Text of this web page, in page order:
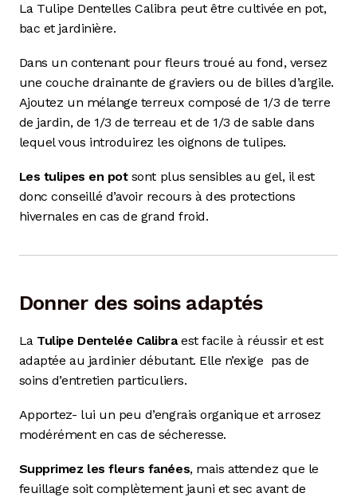
La Tulipe Dentelles Calibra peut être cultivée en pot,
bac et jardinière.
Dans un contenant pour fleurs troué au fond, versez
une couche drainante de graviers ou de billes d’argile.
Ajoutez un mélange terreux composé de 1/3 de terre
de jardin, de 1/3 de terreau et de 1/3 de sable dans
lequel vous introduirez les oignons de tulipes.
Les tulipes en potsont plus sensibles au gel, il est
donc conseillé d’avoir recours à des protections
hivernales en cas de grand froid.
Donner des soins adaptés
La Tulipe Dentelée Calibraest facile à réussir et est
adaptée au jardinier débutant. Elle n’exige pas de
soins d’entretien particuliers.
Apportez- lui un peu d’engrais organique et arrosez
modérément en cas de sécheresse.
Supprimez les fleurs fanées, mais attendez que le
feuillage soit complètement jauni et sec avant de